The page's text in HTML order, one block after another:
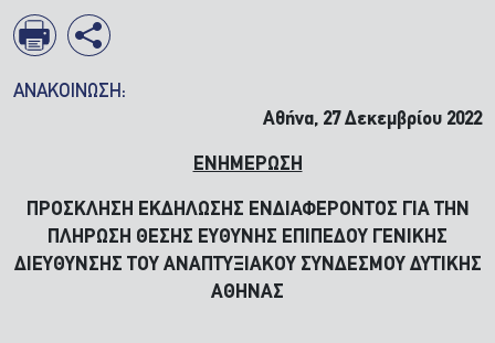
ΑΝΑΚΟΙΝΩΣΗ:
Αθήνα, 27 Δεκεμβρίου 2022
ΕΝΗΜΕΡΩΣΗ
ΠΡΟΣΚΛΗΣΗ ΕΚΔΗΛΩΣΗΣ ΕΝΔΙΑΦΕΡΟΝΤΟΣ ΓΙΑ ΤΗΝ
ΠΛΗΡΩΣΗ ΘΕΣΗΣ ΕΥΘΥΝΗΣ ΕΠΙΠΕΔΟΥ ΓΕΝΙΚΗΣ
ΔΙΕΥΘΥΝΣΗΣ ΤΟΥ ΑΝΑΠΤΥΞΙΑΚΟΥ ΣΥΝΔΕΣΜΟΥ ΔΥΤΙΚΗΣ
ΑΘΗΝΑΣ